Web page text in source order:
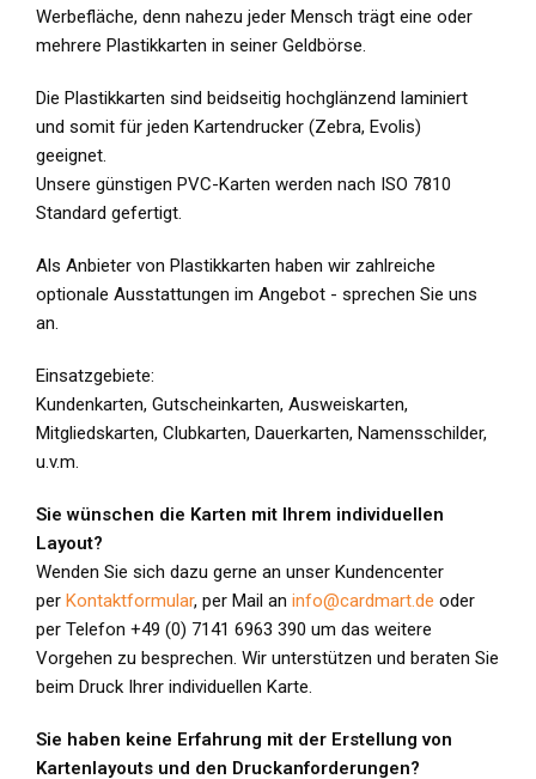
Werbefläche, denn nahezu jeder Mensch trägt eine oder
mehrere Plastikkarten in seiner Geldbörse.
Die Plastikkarten sind beidseitig hochglänzend laminiert
und somit für jeden Kartendrucker (Zebra, Evolis)
geeignet.
Unsere günstigen PVC-Karten werden nach ISO 7810
Standard gefertigt.
Als Anbieter von Plastikkarten haben wir zahlreiche
optionale Ausstattungen im Angebot - sprechen Sie uns
an.
Einsatzgebiete:
Kundenkarten, Gutscheinkarten, Ausweiskarten,
Mitgliedskarten, Clubkarten, Dauerkarten, Namensschilder,
u.v.m.
Sie wünschen die Karten mit Ihrem individuellen
Layout?
Wenden Sie sich dazu gerne an unser Kundencenter
per Kontaktformular, per Mail an info@cardmart.de oder
per Telefon +49 (0) 7141 6963 390 um das weitere
Vorgehen zu besprechen. Wir unterstützen und beraten Sie
beim Druck Ihrer individuellen Karte.
Sie haben keine Erfahrung mit der Erstellung von
Kartenlayouts und den Druckanforderungen?